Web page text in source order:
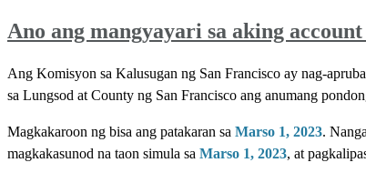
Ano ang mangyayari sa aking
Ang Komisyon sa Kalusugan ng San Francisco ay nag-
sa Lungsod at County ng San Francisco ang anumang
Magkakaroon ng bisa ang patakaran sa Marso 1, 2023.
magkakasunod na taon simula sa Marso 1, 2023, at